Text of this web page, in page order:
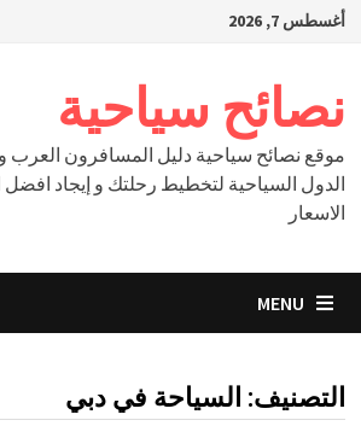
Skipأغسطس 7, 2026
نصائح سياحية
موقع نصائح سياحية دليل المسافرون
الدول السياحية لتخطيط رحلتك و إيجاد
الاسعار
MENU
التصنيف: السياحة في دبي